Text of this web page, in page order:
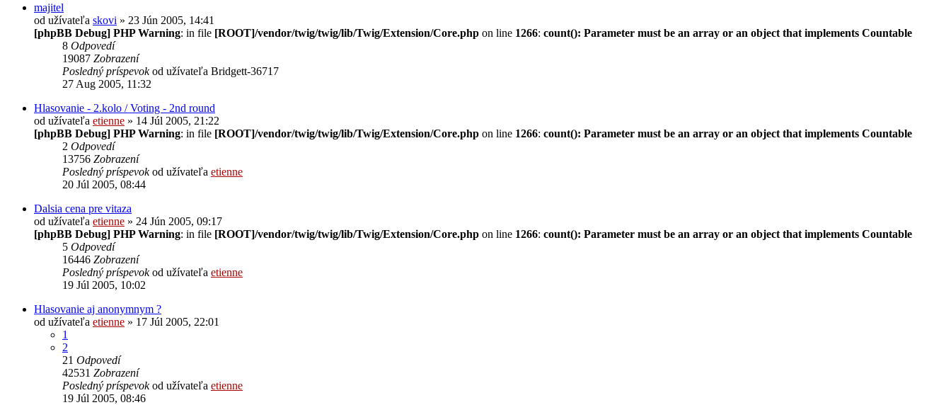
majitel
od užívateľa skovi » 23 Jún 2005, 14:41
[phpBB Debug] PHP Warning: in file [ROOT]/vendor/twig/twig/lib/Twig/Extension/Core.php on line 1266: count(): Parameter must be an array or an object that implements Countable
8 Odpovedí
19087 Zobrazení
Posledný príspevokod užívateľa Bridgett-36717
27 Aug 2005, 11:32
Hlasovanie - 2.kolo / Voting - 2nd round
od užívateľa etienne » 14 Júl 2005, 21:22
[phpBB Debug] PHP Warning: in file [ROOT]/vendor/twig/twig/lib/Twig/Extension/Core.php on line 1266: count(): Parameter must be an array or an object that implements Countable
2 Odpovedí
13756 Zobrazení
Posledný príspevokod užívateľa etienne
20 Júl 2005, 08:44
Dalsia cena pre vitaza
od užívateľa etienne » 24 Jún 2005, 09:17
[phpBB Debug] PHP Warning: in file [ROOT]/vendor/twig/twig/lib/Twig/Extension/Core.php on line 1266: count(): Parameter must be an array or an object that implements Countable
5 Odpovedí
16446 Zobrazení
Posledný príspevokod užívateľa etienne
19 Júl 2005, 10:02
Hlasovanie aj anonymnym ?
od užívateľa etienne » 17 Júl 2005, 22:01
1
2
21 Odpovedí
42531 Zobrazení
Posledný príspevokod užívateľa etienne
19 Júl 2005, 08:46